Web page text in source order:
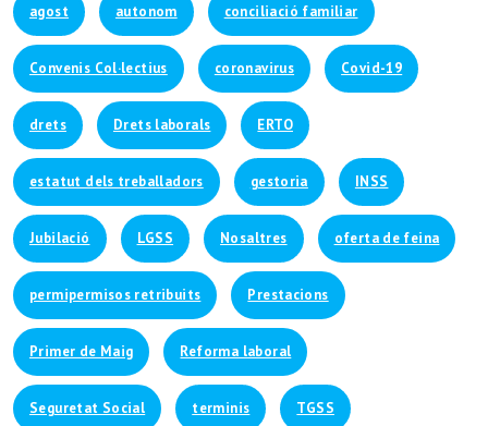
agost autonom conciliació familiar
Convenis Col·lectius coronavirus Covid-19
drets Drets laborals ERTO
estatut dels treballadors gestoria INSS
Jubilació LGSS Nosaltres oferta de feina
permipermisos retribuits Prestacions
Primer de Maig Reforma laboral
Seguretat Social terminis TGSS